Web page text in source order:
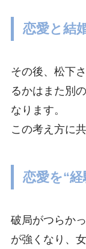
恋愛と結
その後、松下
るかはまた別
なります。
この考え方に
恋愛を“
破局がつらか
が強くなり、